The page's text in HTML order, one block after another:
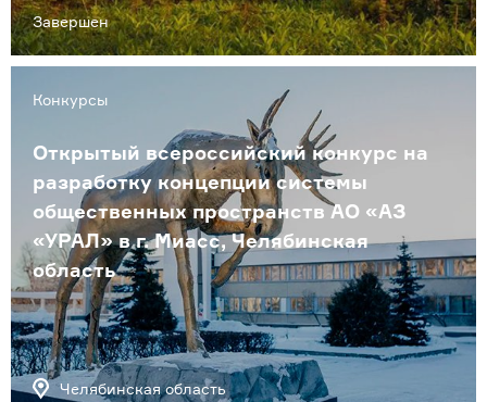
Завершен
Конкурсы
Открытый всероссийский конкурс на
разработку концепции системы
общественных пространств АО «АЗ
«УРАЛ» в г. Миасс, Челябинская
область
Челябинская область